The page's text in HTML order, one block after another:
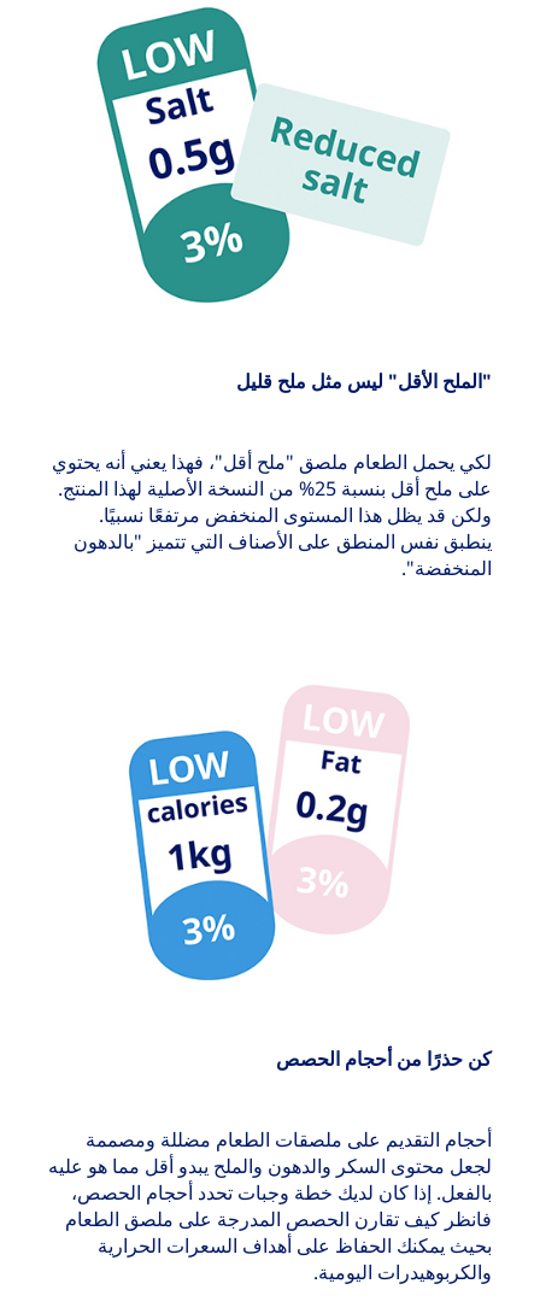
"الملح الأقل" ليس مثل ملح قليل
لكي يحمل الطعام ملصق "ملح أقل"، فهذا يعني أنه يحتوي
على ملح أقل بنسبة 25% من النسخة الأصلية لهذا المنتج.
ولكن قد يظل هذا المستوى المنخفض مرتفعًا نسبيًا.
ينطبق نفس المنطق على الأصناف التي تتميز "بالدهون
المنخفضة".
كن حذرًا من أحجام الحصص
أحجام التقديم على ملصقات الطعام مضللة ومصممة
لجعل محتوى السكر والدهون والملح يبدو أقل مما هو عليه
بالفعل. إذا كان لديك خطة وجبات تحدد أحجام الحصص،
فانظر كيف تقارن الحصص المدرجة على ملصق الطعام
بحيث يمكنك الحفاظ على أهداف السعرات الحرارية
والكربوهيدرات اليومية.